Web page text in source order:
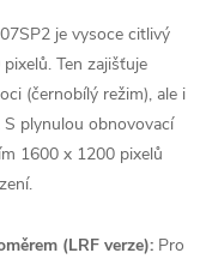
je vysoce citlivý
Ten zajišťuje
(černobílý režim), ale i
plynulou obnovovací
1600 x 1200 pixelů
(LRF verze): Pro